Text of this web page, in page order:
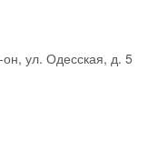
ул. Одесская, д. 5